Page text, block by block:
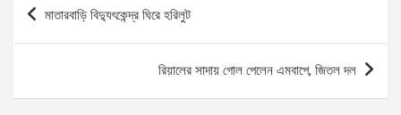
navigation
মাতারবাড়ি বিদ্যুৎকেন্দ্র ঘিরে হরিলুট
রিয়ালের সাদায় গোল পেলেন এমবাপে, জিতল দল